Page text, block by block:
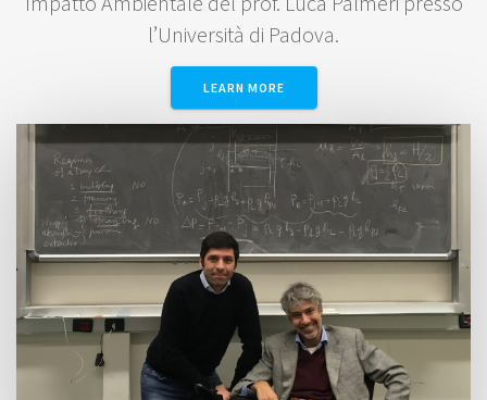
l’Università di Padova.
LEARN MORE